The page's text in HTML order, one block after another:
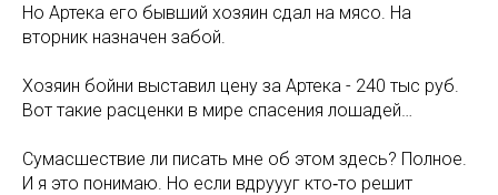
Но Артека его бывший хозяин сдал на мясо. На
вторник назначен забой.
Хозяин бойни выставил цену за Артека - 240 тыс руб.
Вот такие расценки в мире спасения лошадей…
Сумасшествие ли писать мне об этом здесь? Полное.
И я это понимаю. Но если вдруууг кто‑то решит